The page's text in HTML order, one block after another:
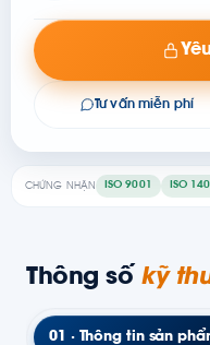
CHỨNG NHẬN ISO 9001 ISO
Tư vấn miễn phí
Thông số kỹ
01 · Thông tin sản